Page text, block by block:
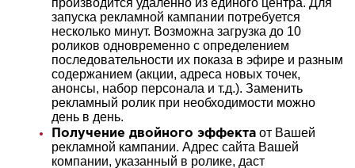
запуска рекламной кампании потребуется
несколько минут. Возможна загрузка до 10
роликов одновременно с определением
последовательности их показа в эфире и разным
содержанием (акции, адреса новых точек,
анонсы, набор персонала и т.д.). Заменить
рекламный ролик при необходимости можно
день в день.
Получение двойного эффекта от Вашей
рекламной кампании. Адрес сайта Вашей
компании, указанный в ролике, даст